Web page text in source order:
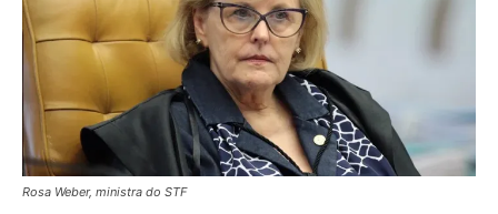
Rosa Weber, ministra do STF